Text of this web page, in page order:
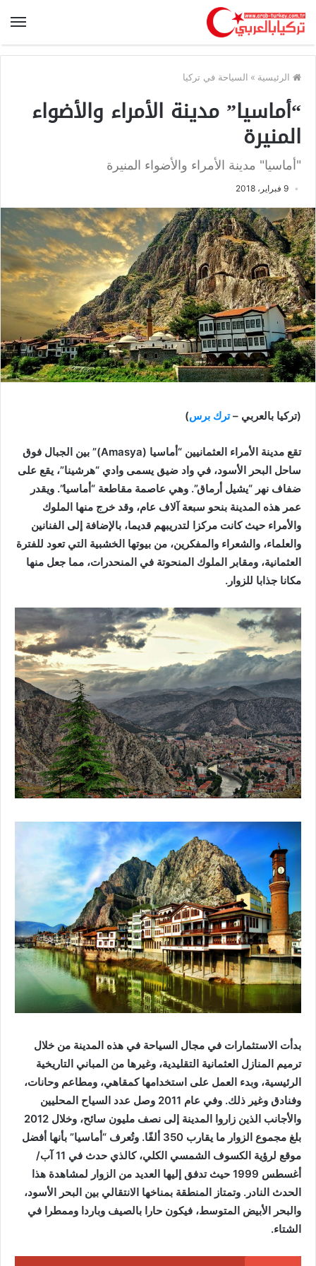
الرئيسية » السياحة في تركيا
“أماسيا” مدينة الأمراء والأضواء
المنيرة
"أماسيا" مدينة الأمراء والأضواء المنيرة
9 فبراير، 2018
(تركيا بالعربي –ترك برس)
تقع مدينة الأمراء العثمانيين “أماسيا (Amasya)” بين الجبال فوق
ساحل البحر الأسود، في واد ضيق يسمى وادي “هرشينا”، يقع على
ضفاف نهر “يشيل أرماق”. وهي عاصمة مقاطعة “أماسيا”. ويقدر
عمر هذه المدينة بنحو سبعة آلاف عام، وقد خرج منها الملوك
والأمراء حيث كانت مركزا لتدريبهم قديما، بالإضافة إلى الفنانين
والعلماء، والشعراء والمفكرين، من بيوتها الخشبية التي تعود للفترة
العثمانية، ومقابر الملوك المنحوتة في المنحدرات، مما جعل منها
مكانا جذابا للزوار.
بدأت الاستثمارات في مجال السياحة في هذه المدينة من خلال
ترميم المنازل العثمانية التقليدية، وغيرها من المباني التاريخية
الرئيسية، وبدء العمل على استخدامها كمقاهي، ومطاعم وحانات،
وفنادق وغير ذلك. وفي عام 2011 وصل عدد السياح المحليين
والأجانب الذين زاروا المدينة إلى نصف مليون سائح، وخلال 2012
بلغ مجموع الزوار ما يقارب 350 ألفًا. وتُعرف “أماسيا” بأنها أفضل
موقع لرؤية الكسوف الشمسي الكلي، كالذي حدث في 11 آب/
أغسطس 1999 حيث تدفق إليها العديد من الزوار لمشاهدة هذا
الحدث النادر. وتمتاز المنطقة بمناخها الانتقالي بين البحر الأسود،
والبحر الأبيض المتوسط، فيكون حارا بالصيف وباردا وممطرا في
الشتاء.